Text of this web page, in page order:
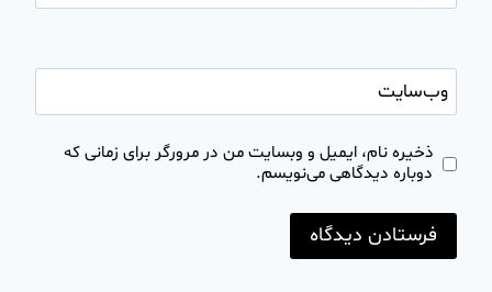
وب‌سایت
ذخیره نام، ایمیل و وبسایت من در مرورگر برای زمانی که
دوباره دیدگاهی می‌نویسم.